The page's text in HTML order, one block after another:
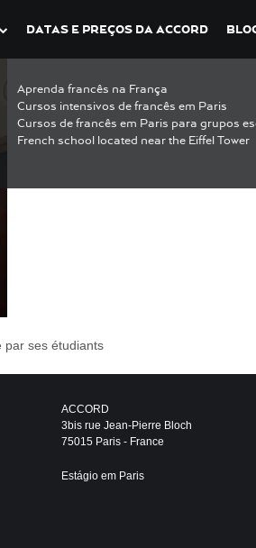
DATAS E PREÇOS DA ACCORD
Aprenda francês na França
Cursos intensivos de francês em Paris
Cursos de francês em Paris para grupos
French school located near the Eiffel Tower
001
par ses étudiants
ACCORD
3bis rue Jean-Pierre Bloch
75015 Paris - France
Estágio em Paris